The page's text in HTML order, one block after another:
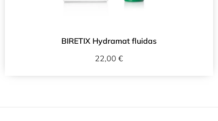
BIRETIX Hydramat fluidas
22,00 €